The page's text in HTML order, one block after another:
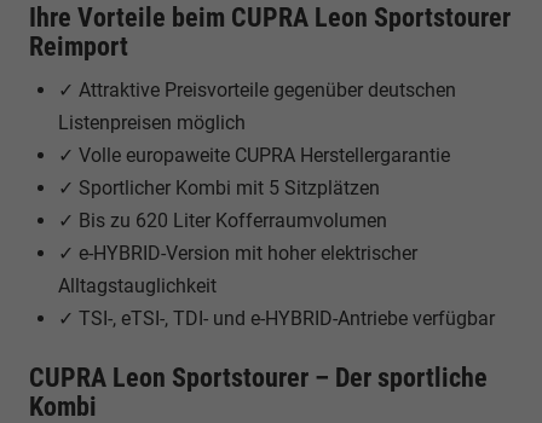
Ihre Vorteile beim CUPRA Leon Sportstourer
Reimport
✓ Attraktive Preisvorteile gegenüber deutschen
Listenpreisen möglich
✓ Volle europaweite CUPRA Herstellergarantie
✓ Sportlicher Kombi mit 5 Sitzplätzen
✓ Bis zu 620 Liter Kofferraumvolumen
✓ e-HYBRID-Version mit hoher elektrischer
Alltagstauglichkeit
✓ TSI-, eTSI-, TDI- und e-HYBRID-Antriebe verfügbar
CUPRA Leon Sportstourer – Der sportliche
Kombi